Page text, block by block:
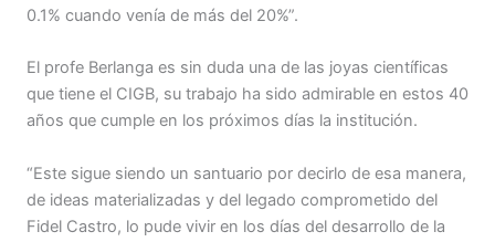
0.1% cuando venía de más del 20%”.
El profe Berlanga es sin duda una de las joyas científicas
que tiene el CIGB, su trabajo ha sido admirable en estos 40
años que cumple en los próximos días la institución.
“Este sigue siendo un santuario por decirlo de esa manera,
de ideas materializadas y del legado comprometido del
Fidel Castro, lo pude vivir en los días del desarrollo de la